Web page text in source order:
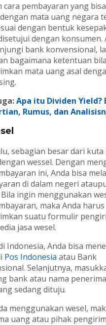
cara pembayaran yang
mata uang negara
dengan bentuk
dengan konsumen.
bank konvensional,
bagaimana ketentuan
mata uang asal
Apa itu Dividen Yield?
Rumus, dan
sebagian besar dari kuta
wessel. Dengan
ini, Anda bisa
di dalam negeri
ingin menggunakan
maka Anda harus
suatu formulir
jasa wesel.
Indonesia, Anda bisa
Pos Indonesia atau Bank
Selanjutnya,
bank atau nama
sedang dituju.
menggunakan wesel,
uang atau pihak